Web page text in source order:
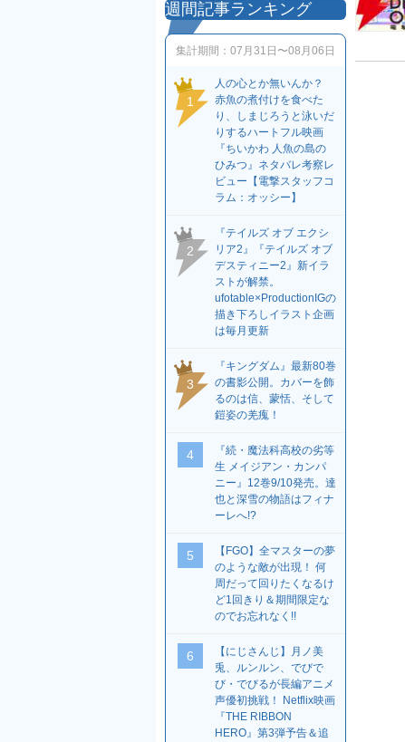
週間記事ランキング
集計期間： 07月31日〜08月06日
1
人の心とか無いんか？
赤魚の煮付けを食べた
り、しまじろうと泳いだ
りするハートフル映画
『ちいかわ 人魚の島の
ひみつ』ネタバレ考察レ
ビュー【電撃スタッフコ
ラム：オッシー】
2
『テイルズ オブ エクシ
リア2』『テイルズ オブ
デスティニー2』新イラ
ストが解禁。
ufotable×ProductionIGの
描き下ろしイラスト企画
は毎月更新
3
『キングダム』最新80巻
の書影公開。カバーを飾
るのは信、蒙恬、そして
鎧姿の羌瘣！
4
『続・魔法科高校の劣等
生 メイジアン・カンパ
ニー』12巻9/10発売。達
也と深雪の物語はフィナ
ーレへ!?
5
【FGO】全マスターの夢
のような敵が出現！ 何
周だって回りたくなるけ
ど1回きり＆期間限定な
のでお忘れなく!!
6
【にじさんじ】月ノ美
兎、ルンルン、でびで
び・でびるが長編アニメ
声優初挑戦！ Netflix映画
『THE RIBBON
HERO』第3弾予告＆追